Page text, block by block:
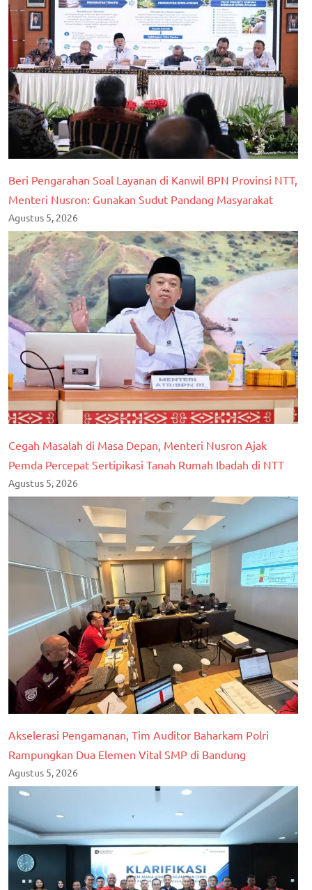
Beri Pengarahan Soal Layanan di Kanwil BPN Provinsi NTT,
Menteri Nusron: Gunakan Sudut Pandang Masyarakat
Agustus 5, 2026
Cegah Masalah di Masa Depan, Menteri Nusron Ajak
Pemda Percepat Sertipikasi Tanah Rumah Ibadah di NTT
Agustus 5, 2026
Akselerasi Pengamanan, Tim Auditor Baharkam Polri
Rampungkan Dua Elemen Vital SMP di Bandung
Agustus 5, 2026